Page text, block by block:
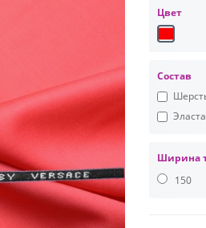
Цвет
Состав
Ширина
150